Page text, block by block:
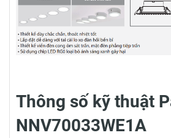
Thông số kỹ thuật
NNV70033WE1A